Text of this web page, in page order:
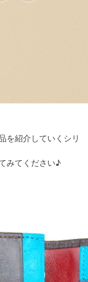
を紹介していくシリ
みてください♪